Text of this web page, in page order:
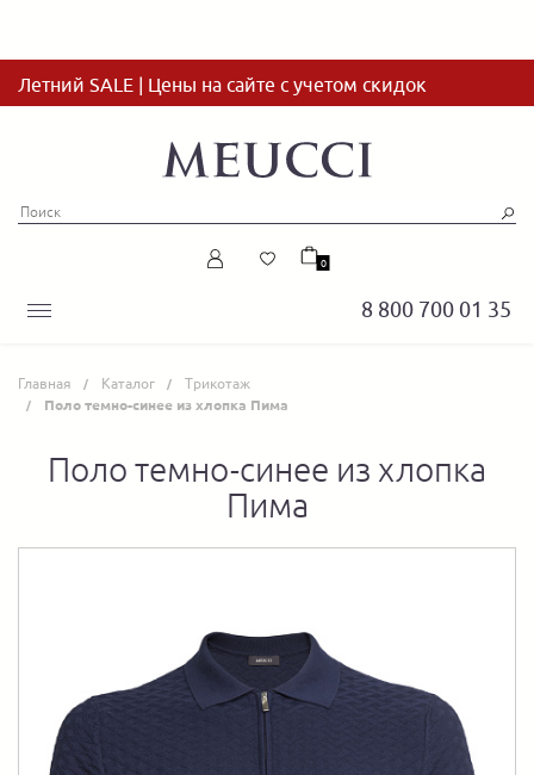
Летний SALE | Цены на сайте с учетом скидок
8 800 700 01 35
0
Главная Каталог Трикотаж
Поло темно-синее из хлопка Пима
Поло темно-синее из хлопка
Пима